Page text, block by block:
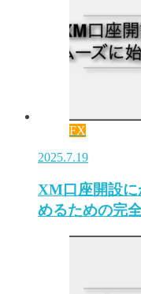
FX
2025.7.19
XM口座開設に
めるための完